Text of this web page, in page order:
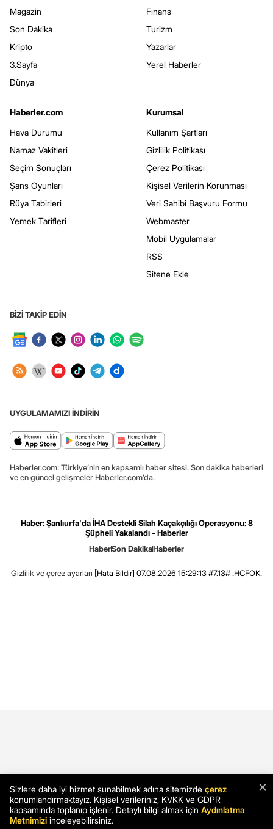
Magazin
Son Dakika
Kripto
3.Sayfa
Dünya
Finans
Turizm
Yazarlar
Yerel Haberler
Haberler.com
Hava Durumu
Namaz Vakitleri
Seçim Sonuçları
Şans Oyunları
Rüya Tabirleri
Yemek Tarifleri
Kurumsal
Kullanım Şartları
Gizlilik Politikası
Çerez Politikası
Kişisel Verilerin Korunması
Veri Sahibi Başvuru Formu
Webmaster
Mobil Uygulamalar
RSS
Sitene Ekle
BİZİ TAKİP EDİN
UYGULAMAMIZI İNDİRİN
Haberler.com: Türkiye’nin en kapsamlı haber sitesi. Son dakika haberleri
ve en güncel gelişmeler Haberler.com’da.
Haber: Şanlıurfa'da İHA Destekli Silah Kaçakçılığı Operasyonu: 8
Şüpheli Yakalandı - Haberler
HaberSon DakikaHaberler
Gizlilik ve çerez ayarları [Hata Bildir] 07.08.2026 15:29:13 #7.13# .HCFOK.
×
Sizlere daha iyi hizmet sunabilmek adına sitemizde çerez
konumlandırmaktayız. Kişisel verileriniz, KVKK ve GDPR
kapsamında toplanıp işlenir. Detaylı bilgi almak için Aydınlatma
Metnimizi inceleyebilirsiniz.